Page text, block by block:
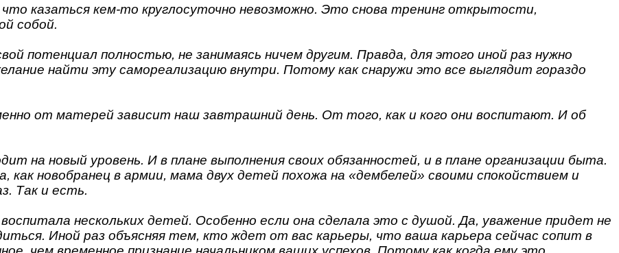
казаться кем-то круглосуточно невозможно. Это снова тренинг открытости,
собой.
потенциал полностью, не занимаясь ничем другим. Правда, для этого иной раз нужно
найти эту самореализацию внутри. Потому как снаружи это все выглядит гораздо
от матерей зависит наш завтрашний день. От того, как и кого они воспитают. И об
на новый уровень. И в плане выполнения своих обязанностей, и в плане организации быта.
как новобранец в армии, мама двух детей похожа на «дембелей» своими спокойствием и
Так и есть.
нескольких детей. Особенно если она сделала это с душой. Да, уважение придет не
Иной раз объясняя тем, кто ждет от вас карьеры, что ваша карьера сейчас сопит в